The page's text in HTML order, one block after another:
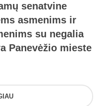
senatvine
asmenims ir
su negalia
Panevėžio mieste